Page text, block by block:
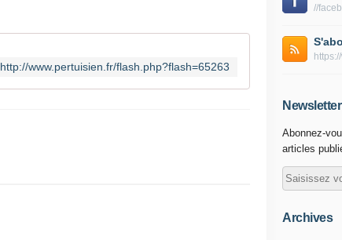
http://www.pertuisien.fr/flash.php?flash=65263
Newsletter
Abonnez-
articles
Archives